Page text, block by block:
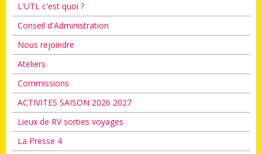
L'UTL c'est quoi ?
Conseil d'Administration
Nous rejoindre
Ateliers
Commissions
ACTIVITES SAISON 2026 2027
Lieux de RV sorties voyages
La Presse 4